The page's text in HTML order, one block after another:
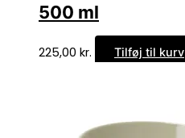
500 ml
225,00 kr. Tilføj til kurv